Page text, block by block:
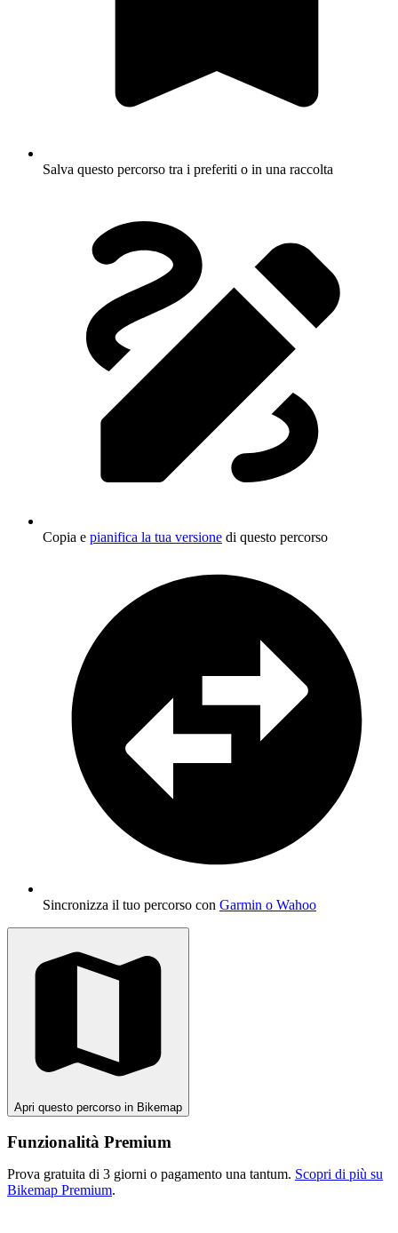
Salva questo percorso tra i preferiti o in una raccolta
Copia e pianifica la tua versione di questo percorso
Sincronizza il tuo percorso con Garmin o Wahoo
Apri questo percorso in Bikemap
Funzionalità Premium
Prova gratuita di 3 giorni o pagamento una tantum. Scopri di più su
Bikemap Premium.